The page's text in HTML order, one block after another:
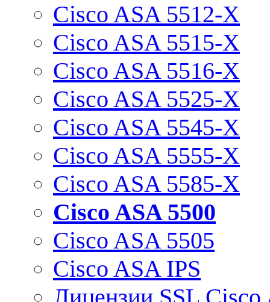
Cisco ASA 5512-X
Cisco ASA 5515-X
Cisco ASA 5516-X
Cisco ASA 5525-X
Cisco ASA 5545-X
Cisco ASA 5555-X
Cisco ASA 5585-X
Cisco ASA 5500
Cisco ASA 5505
Cisco ASA IPS